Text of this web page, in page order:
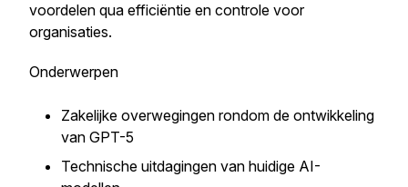
voordelen qua efficiëntie en controle voor
organisaties.
Onderwerpen
Zakelijke overwegingen rondom de ontwikkeling
van GPT-5
Technische uitdagingen van huidige AI-